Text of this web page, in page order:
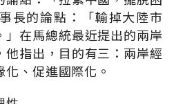
長的論點：「輸掉大陸市
在馬總統最近提出的兩岸
他指出，目的有三：兩岸經
、促進國際化。